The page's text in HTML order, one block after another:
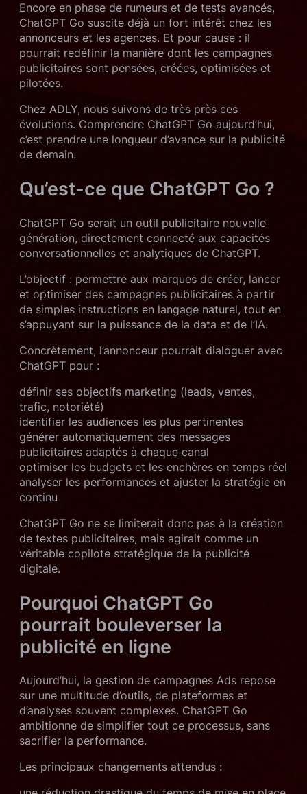
Encore en phase de rumeurs et de tests avancés,
ChatGPT Go suscite déjà un fort intérêt chez les
annonceurs et les agences. Et pour cause : il
pourrait redéfinir la manière dont les campagnes
publicitaires sont pensées, créées, optimisées et
pilotées.
Chez ADLY, nous suivons de très près ces
évolutions. Comprendre ChatGPT Go aujourd’hui,
c’est prendre une longueur d’avance sur la publicité
de demain.
Qu’est-ce que ChatGPT Go ?
ChatGPT Go serait un outil publicitaire nouvelle
génération, directement connecté aux capacités
conversationnelles et analytiques de ChatGPT.
L’objectif : permettre aux marques de créer, lancer
et optimiser des campagnes publicitaires à partir
de simples instructions en langage naturel, tout en
s’appuyant sur la puissance de la data et de l’IA.
Concrètement, l’annonceur pourrait dialoguer avec
ChatGPT pour :
définir ses objectifs marketing (leads, ventes,
trafic, notoriété)
identifier les audiences les plus pertinentes
générer automatiquement des messages
publicitaires adaptés à chaque canal
optimiser les budgets et les enchères en temps réel
analyser les performances et ajuster la stratégie en
continu
ChatGPT Go ne se limiterait donc pas à la création
de textes publicitaires, mais agirait comme un
véritable copilote stratégique de la publicité
digitale.
Pourquoi ChatGPT Go
pourrait bouleverser la
publicité en ligne
Aujourd’hui, la gestion de campagnes Ads repose
sur une multitude d’outils, de plateformes et
d’analyses souvent complexes. ChatGPT Go
ambitionne de simplifier tout ce processus, sans
sacrifier la performance.
Les principaux changements attendus :